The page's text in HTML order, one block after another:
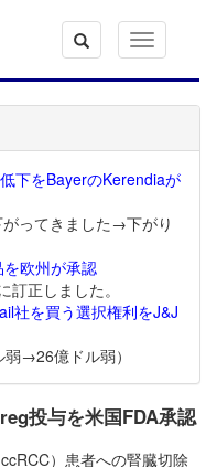
Toggle
navigation
下をBayerのKerendiaが
がってきました→下がり
欧州が承認
正しました。
社を買う選択権利をJ&J
→26億ドル弱）
投与を米国FDA承認
）患者への腎臓切除